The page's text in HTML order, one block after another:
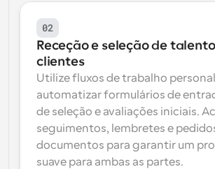
02
Receção e seleção de
clientes
Utilize fluxos de trabalho
automatizar formulários de
de seleção e avaliações iniciais.
seguimentos, lembretes e
documentos para garantir um
suave para ambas as partes.